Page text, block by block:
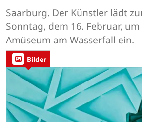
Saarburg. Der Künstler lädt
Sonntag, dem 16. Februar,
Amüseum am Wasserfall ein.
Bilder